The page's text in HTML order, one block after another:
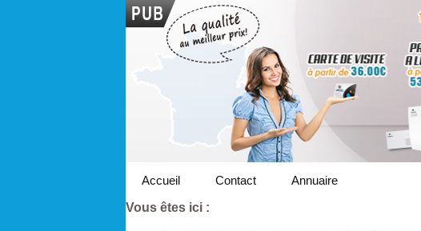
Accueil Contact
Annuaire
Vous êtes ici :